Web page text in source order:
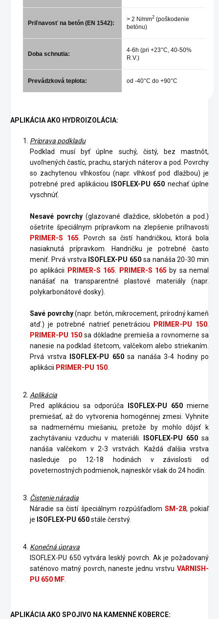
Priľnavosť na betón (EN 1542):
> 2 N/mm2 (poškodenie
betónu)
Doba schnutia:
4-6h (pri +23°C, 40-50%
R.V.)
Prevádzková teplota: od -40°C do +90°C
APLIKÁCIA AKO HYDROIZOLÁCIA:
Príprava podkladu
Podklad musí byť úplne suchý, čistý, bez mastnôt,
uvoľnených častíc, prachu, starých náterov a pod. Povrchy
so zachytenou vlhkosťou (napr. vlhkosť pod dlažbou) je
potrebné pred aplikáciou
ISOFLEX-PU 650 nechať úplne
vyschnúť.
Nesavé povrchy (glazované dlaždice, sklobetón a pod.)
ošetrite špeciálnym prípravkom na zlepšenie priľnavosti
PRIMER-S 165 . Povrch sa čistí handričkou, ktorá bola
nasiaknutá prípravkom. Handričku je potrebné často
meniť. Prvá vrstva ISOFLEX-PU 650 sa nanáša 20-30 min
po aplikácii
PRIMER-S 165 PRIMER-S 165 by sa nemal
nanášať na transparentné plastové materiály (napr.
polykarbonátové dosky).
Savé povrchy(napr. betón, mikrocement, prírodný kameň
atď.) je potrebné natrieť penetráciou
PRIMER-PU 150
PRIMER-PU 150sa dôkladne premieša a rovnomerne sa
nanesie na podklad štetcom, valčekom alebo striekaním.
Prvá vrstva
ISOFLEX-PU 650 sa nanáša 3-4 hodiny po
aplikácii PRIMER-PU 150
Aplikácia
Pred aplikáciou sa odporúča
ISOFLEX-PU 650 mierne
premiešať, až do vytvorenia homogénnej zmesi. Vyhnite
sa nadmernému miešaniu, pretože by mohlo dôjsť k
zachytávaniu vzduchu v materiáli.
ISOFLEX-PU 650sa
nanáša valčekom v 2-3 vrstvách. Každá ďalšia vrstva
nasleduje po 12-18 hodinách v závislosti od
poveternostných podmienok, najneskôr však do 24 hodín.
Čistenie náradia
Náradie sa čistí špeciálnym rozpúšťadlom SM-28, pokiaľ
je ISOFLEX-PU 650stále čerstvý.
Konečná úprava
ISOFLEX-PU 650 vytvára lesklý povrch. Ak je požadovaný
saténovo matný povrch, naneste jednu vrstvu VARNISH-
PU 650 MF
APLIKÁCIA AKO SPOJIVO NA KAMENNÉ KOBERCE: